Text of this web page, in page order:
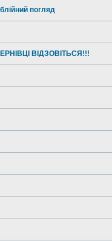
погляд
ВІДЗОВІТЬСЯ!!!